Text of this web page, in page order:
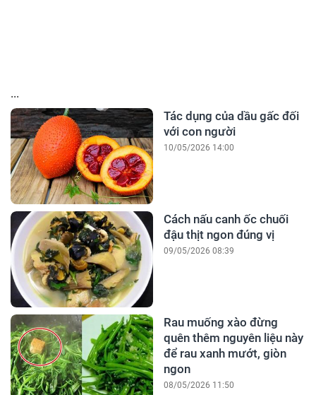
...
Tác dụng của dầu gấc đối
với con người
10/05/2026 14:00
Cách nấu canh ốc chuối
đậu thịt ngon đúng vị
09/05/2026 08:39
Rau muống xào đừng
quên thêm nguyên liệu này
để rau xanh mướt, giòn
ngon
08/05/2026 11:50